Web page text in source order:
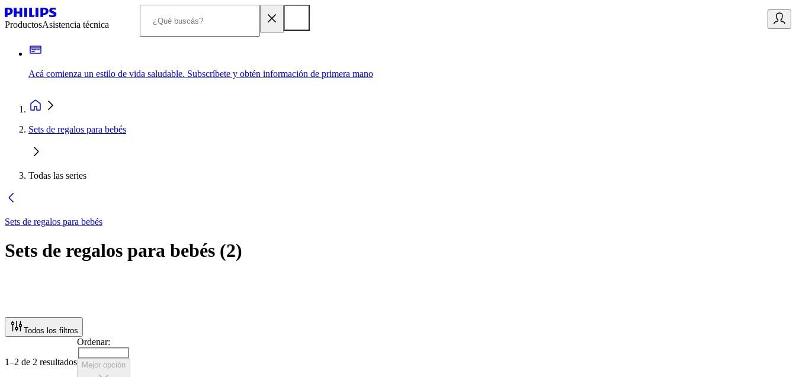
ProductosAsistencia técnica
Acá comienza un estilo de vida saludable. Subscríbete y obtén información de primera mano
Sets de regalos para bebés
Todas las series
Sets de regalos para bebés
Sets de regalos para bebés (2)
Todos los filtros
1–2 de 2 resultados
Ordenar:
Mejor opción